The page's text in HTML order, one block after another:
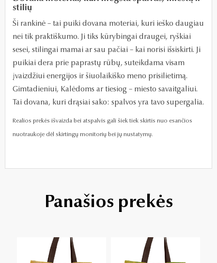
stilių
Ši rankinė – tai puiki dovana moteriai, kuri ieško daugiau
nei tik praktiškumo. Ji tiks kūrybingai draugei, ryškiai
sesei, stilingai mamai ar sau pačiai – kai norisi išsiskirti. Ji
puikiai dera prie paprastų rūbų, suteikdama visam
įvaizdžiui energijos ir šiuolaikiško meno prisilietimą.
Gimtadieniui, Kalėdoms ar tiesiog – miesto savaitgaliui.
Tai dovana, kuri drąsiai sako: spalvos yra tavo supergalia.
Realios prekės išvaizda bei atspalvis gali šiek tiek skirtis nuo esančios
nuotraukoje dėl skirtingų monitorių bei jų nustatymų.
Panašios prekės